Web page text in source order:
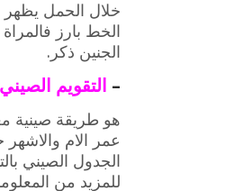
خلال الحمل يظهر
الخط بارز
الجنين ذكر.
– التقويم
هو طريقة صينية
الجدول الصيني
للمزيد من